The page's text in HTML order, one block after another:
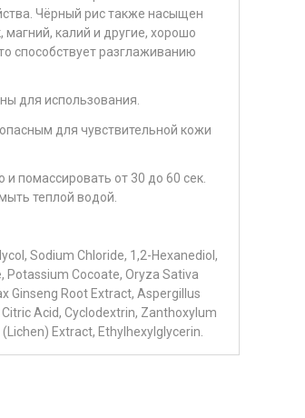
Чёрный рис также насыщен
калий и другие, хорошо
способствует разглаживанию
для использования.
для чувствительной кожи
помассировать от 30 до 60 сек.
теплой водой.
Sodium Chloride, 1,2-Hexanediol,
Potassium Cocoate, Oryza Sativa
Ginseng Root Extract, Aspergillus
Acid, Cyclodextrin, Zanthoxylum
Extract, Ethylhexylglycerin.